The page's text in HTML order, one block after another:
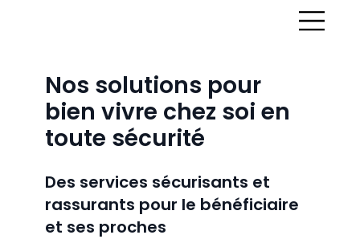
Nos solutions pour
bien vivre chez soi en
toute sécurité
Des services sécurisants et
rassurants pour le bénéficiaire
et ses proches